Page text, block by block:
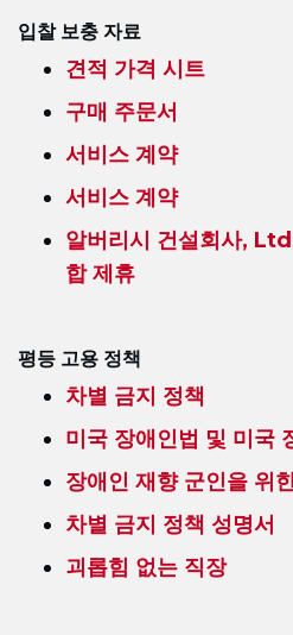
입찰 보충 자료
견적 가격 시트
구매 주문서
서비스 계약
서비스 계약
알버리시 건설회사,
합 제휴
평등 고용 정책
차별 금지 정책
미국 장애인법 및 미국
장애인 재향 군인을 위
차별 금지 정책 성명서
괴롭힘 없는 직장